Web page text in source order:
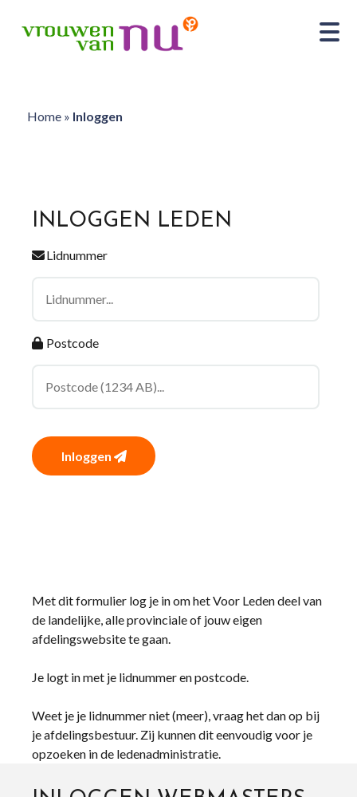
Home» Inloggen
INLOGGEN LEDEN
Lidnummer
Postcode
Inloggen
Met dit formulier log je in om het Voor Leden deel van
de landelijke, alle provinciale of jouw eigen
afdelingswebsite te gaan.
Je logt in met je lidnummer en postcode.
Weet je je lidnummer niet (meer), vraag het dan op bij
je afdelingsbestuur. Zij kunnen dit eenvoudig voor je
opzoeken in de ledenadministratie.